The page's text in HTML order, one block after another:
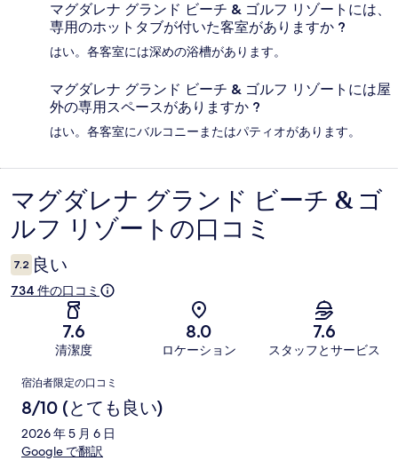
マグダレナ グランド ビーチ & ゴルフ リゾートには、
専用のホットタブが付いた客室がありますか ?
はい。各客室には深めの浴槽があります。
マグダレナ グランド ビーチ & ゴルフ リゾートには屋
外の専用スペースがありますか ?
はい。各客室にバルコニーまたはパティオがあります。
口
コ
ミ
マグダレナ グランド ビーチ & ゴ
ルフ リゾートの口コミ
7.2 良い
734 件の口コミ
7.6
清潔度
8.0
ロケーション
7.6
スタッフとサービス
口
コ
ミ
宿泊者限定の口コミ
8/10 (とても良い)
2026 年 5 月 6 日
Google で翻訳